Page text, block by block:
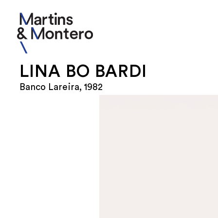
LINA BO BARDI
Banco Lareira, 1982